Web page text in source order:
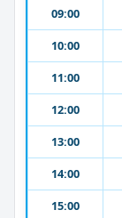
09:00
10:00
11:00
12:00
13:00
14:00
15:00